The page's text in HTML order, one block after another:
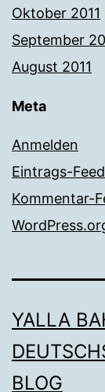
Oktober 2011
September
August 2011
Meta
Anmelden
Eintrags-Feed
Kommentar-
YALLA
BLOG